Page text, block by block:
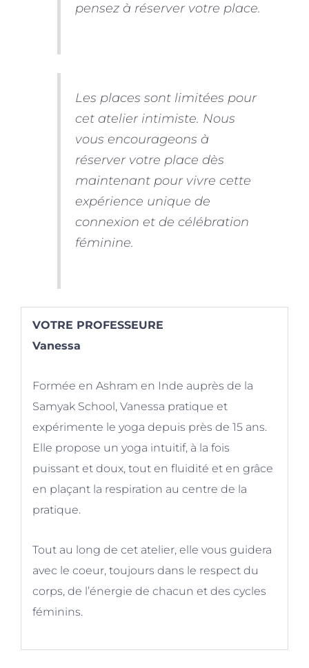
pensez à réserver votre place.
Les places sont limitées pour
cet atelier intimiste. Nous
vous encourageons à
réserver votre place dès
maintenant pour vivre cette
expérience unique de
connexion et de célébration
féminine.
VOTRE PROFESSEURE
Vanessa
Formée en Ashram en Inde auprès de la
Samyak School, Vanessa pratique et
expérimente le yoga depuis près de 15 ans.
Elle propose un yoga intuitif, à la fois
puissant et doux, tout en fluidité et en grâce
en plaçant la respiration au centre de la
pratique.
Tout au long de cet atelier, elle vous guidera
avec le coeur, toujours dans le respect du
corps, de l’énergie de chacun et des cycles
féminins.